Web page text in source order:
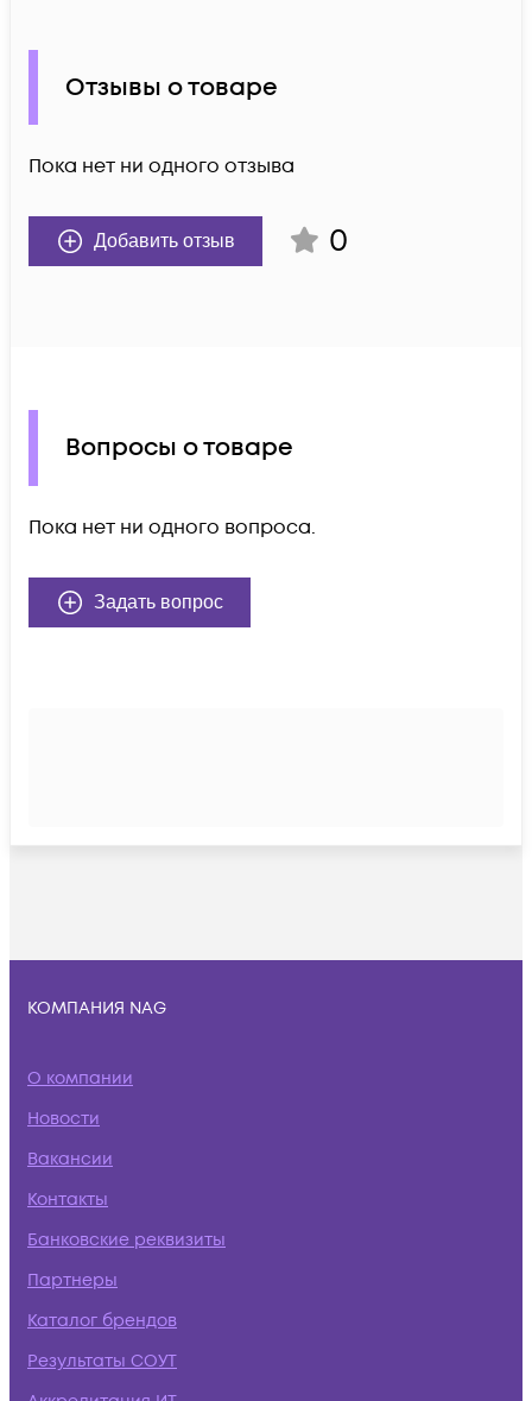
Отзывы о товаре
Пока нет ни одного отзыва
Добавить отзыв 0
Вопросы о товаре
Пока нет ни одного вопроса.
Задать вопрос
КОМПАНИЯ NAG
О компании
Новости
Вакансии
Контакты
Банковские реквизиты
Партнеры
Каталог брендов
Результаты СОУТ